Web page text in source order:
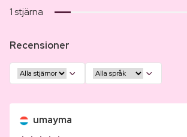
1 stjärna
Recensioner
umayma